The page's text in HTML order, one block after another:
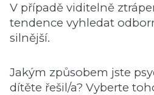
V případě viditelně
tendence vyhledat
silnější.
Jakým způsobem jste
dítěte řešil/a? Vyberte